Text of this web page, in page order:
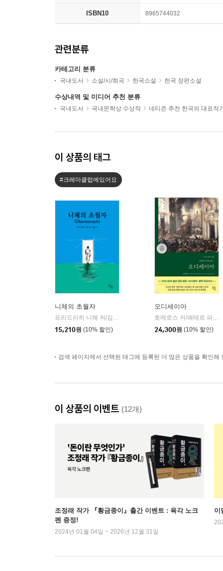
ISBN10 8965744032
관련분류
카테고리 분류
국내도서 소설/시/희곡 한국소설 한국 장편소설
수상내역 및 미디어 추천 분류
국내도서 국내문학상 수상작 네티즌 추천 한국의 대표작
이 상품의 태그
#크레마클럽에있어요
니체의 초월자
프리드리히 니체 저/김철 편역
15,210원 (10% 할인)
오디세이아
호메로스 저/페테르 파울 루벤스 그림/박문재 역
24,300원 (10% 할인)
검색 페이지에서 선택된 태그에 등록된 더 많은 상품을 확인해
이 상품의 이벤트 (12개)
조정래 작가 『황금종이』출간 이벤트 : 육각 노크
펜 증정!
2024년 01월 04일 ~ 2026년 12월 31일
이